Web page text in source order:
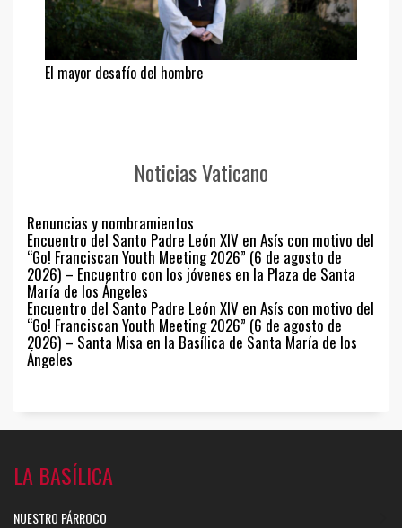
El mayor desafío del hombre
Noticias Vaticano
Renuncias y nombramientos
Encuentro del Santo Padre León XIV en Asís con motivo del
“Go! Franciscan Youth Meeting 2026” (6 de agosto de
2026) – Encuentro con los jóvenes en la Plaza de Santa
María de los Ángeles
Encuentro del Santo Padre León XIV en Asís con motivo del
“Go! Franciscan Youth Meeting 2026” (6 de agosto de
2026) – Santa Misa en la Basílica de Santa María de los
Ángeles
LA BASÍLICA
NUESTRO PÁRROCO